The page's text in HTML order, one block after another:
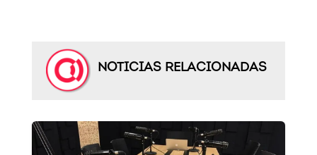
NOTICIAS RELACIONADAS